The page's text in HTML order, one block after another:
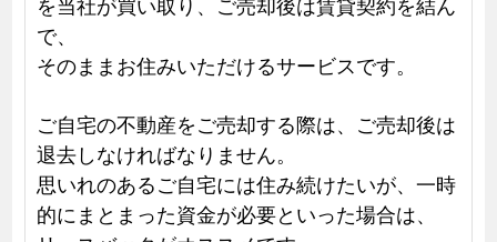
で、
そのままお住みいただけるサービスです。
ご自宅の不動産をご売却する際は、ご売却後は
退去しなければなりません。
思いれのあるご自宅には住み続けたいが、一時
的にまとまった資金が必要といった場合は、